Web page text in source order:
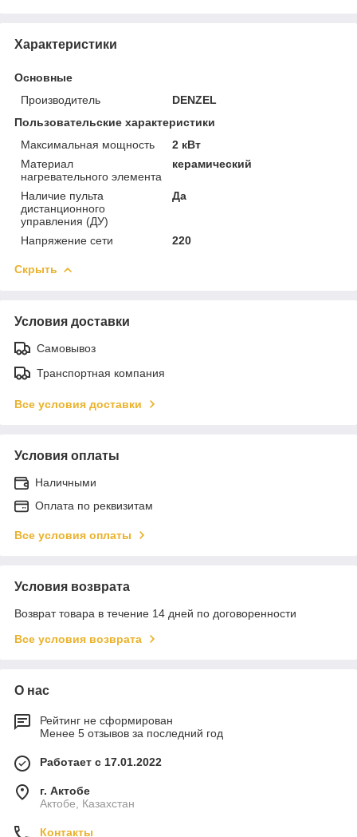
Характеристики
Основные
Производитель
DENZEL
Пользовательские характеристики
Максимальная мощность
2 кВт
Материал
нагревательного элемента
керамический
Наличие пульта
дистанционного
управления (ДУ)
Да
Напряжение сети 220
Скрыть
Условия доставки
Самовывоз
Транспортная компания
Все условия доставки
Условия оплаты
Наличными
Оплата по реквизитам
Все условия оплаты
Условия возврата
Возврат товара в течение 14 дней по договоренности
Все условия возврата
О нас
Рейтинг не сформирован
Менее 5 отзывов за последний год
Работает с 17.01.2022
г. Актобе
Актобе, Казахстан
Контакты